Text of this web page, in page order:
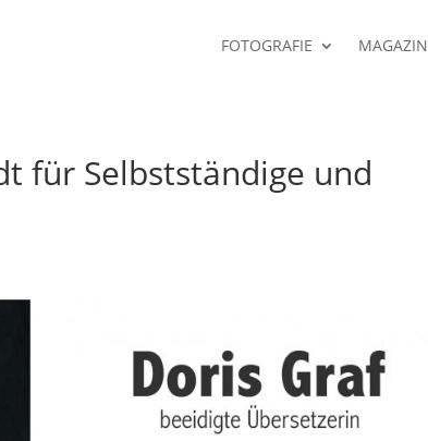
FOTOGRAFIE MAGAZIN
für Selbstständige und